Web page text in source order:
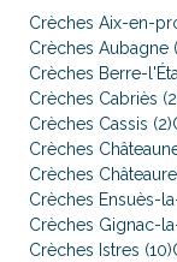
Crèches Aix-en-
Crèches Aubagne
Crèches Berre-
Crèches Cabriès
Crèches Cassis (2)
Crèches
Crèches
Crèches Ensuès-
Crèches Gignac-
Crèches Istres (10)